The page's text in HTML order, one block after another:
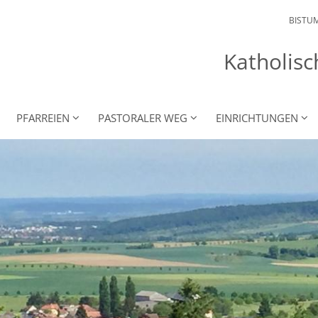
PFARREIEN PASTORALER WEG EINRICHTUNGEN